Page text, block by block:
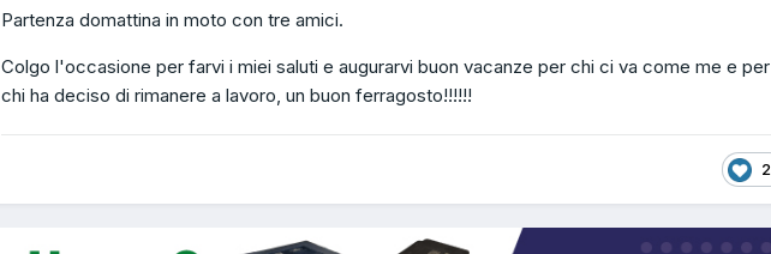
Partenza domattina in moto con tre amici.
Colgo l'occasione per farvi i miei saluti e augurarvi buon vacanze per chi ci va come me e per
chi ha deciso di rimanere a lavoro, un buon ferragosto!!!!!!
2